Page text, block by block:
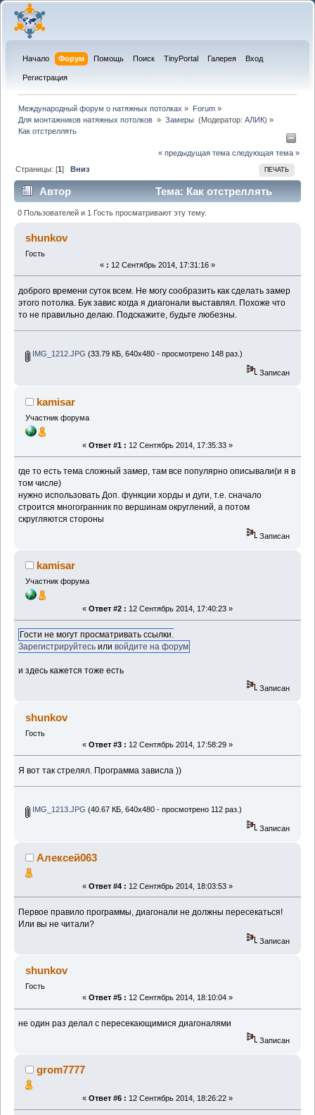
Начало Форум Помощь Поиск TinyPortal Галерея Вход
Регистрация
Международный форум о натяжных потолках » Forum»
Для монтажников натяжных потолков » Замеры (Модератор: АЛИК) »
Как отстреллять
« предыдущая тема следующая тема »
ПЕЧАТЬ
Страницы: [1]Вниз
Автор
Тема: Как отстреллять
(Прочитано 20899 раз)
0 Пользователей и 1 Гость просматривают эту тему.
shunkov
Гость
« : 12 Сентябрь 2014, 17:31:16 »
доброго времени суток всем. Не могу сообразить как сделать замер
этого потолка. Бук завис когда я диагонали выставлял. Похоже что
то не правильно делаю. Подскажите, будьте любезны.
IMG_1212.JPG (33.79 КБ, 640x480 - просмотрено 148 раз.)
Записан
kamisar
Участник форума
« Ответ #1 : 12 Сентябрь 2014, 17:35:33 »
где то есть тема сложный замер, там все популярно описывали(и я в
том числе)
нужно использовать Доп. функции хорды и дуги, т.е. сначало
строится многогранник по вершинам округлений, а потом
скругляются стороны
Записан
kamisar
Участник форума
« Ответ #2 : 12 Сентябрь 2014, 17:40:23 »
Гости не могут просматривать ссылки.
Зарегистрируйтесь иливойдите на форум
и здесь кажется тоже есть
Записан
shunkov
Гость
« Ответ #3 : 12 Сентябрь 2014, 17:58:29 »
Я вот так стрелял. Программа зависла ))
IMG_1213.JPG (40.67 КБ, 640x480 - просмотрено 112 раз.)
Записан
Алексей063
« Ответ #4 : 12 Сентябрь 2014, 18:03:53 »
Первое правило программы, диагонали не должны пересекаться!
Или вы не читали?
Записан
shunkov
Гость
« Ответ #5 : 12 Сентябрь 2014, 18:10:04 »
не один раз делал с пересекающимися диагоналями
Записан
grom7777
« Ответ #6 : 12 Сентябрь 2014, 18:26:22 »